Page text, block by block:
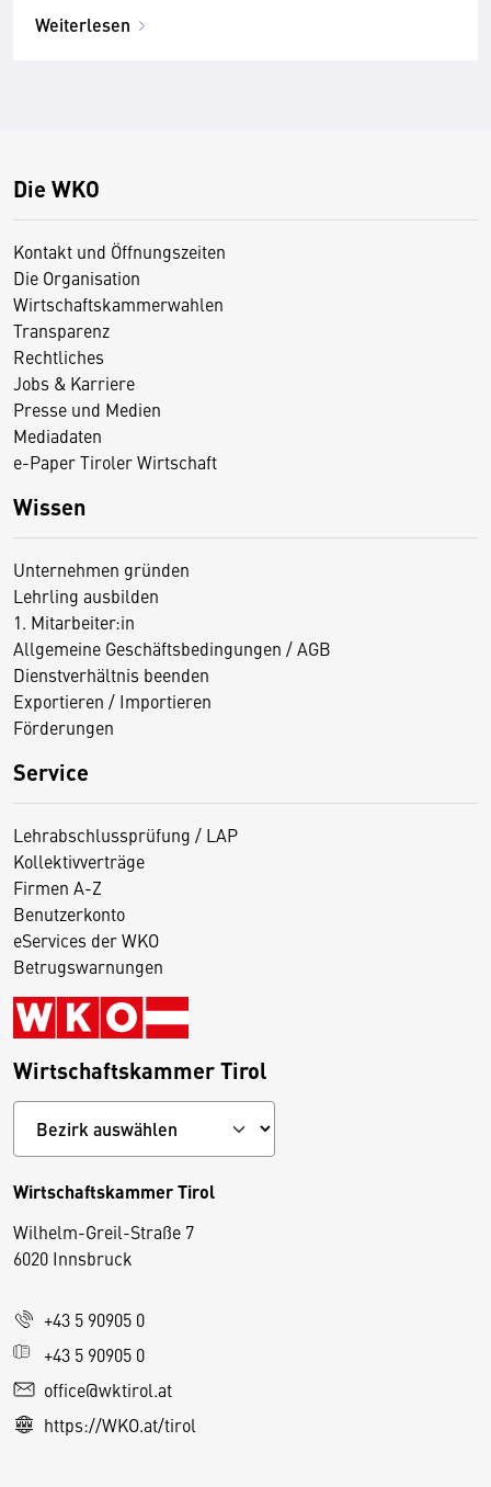
Weiterlesen
Die WKO
Kontakt und Öffnungszeiten
Die Organisation
Wirtschaftskammerwahlen
Transparenz
Rechtliches
Jobs & Karriere
Presse und Medien
Mediadaten
e-Paper Tiroler Wirtschaft
Wissen
Unternehmen gründen
Lehrling ausbilden
1. Mitarbeiter:in
Allgemeine Geschäftsbedingungen / AGB
Dienstverhältnis beenden
Exportieren / Importieren
Förderungen
Service
Lehrabschlussprüfung / LAP
Kollektivverträge
Firmen A-Z
Benutzerkonto
eServices der WKO
Betrugswarnungen
Wirtschaftskammer Tirol
Wirtschaftskammer Tirol
Wilhelm-Greil-Straße 7
6020 Innsbruck
+43 5 90905 0
+43 5 90905 0
office@wktirol.at
https://WKO.at/tirol
D
i
s
e
S
e